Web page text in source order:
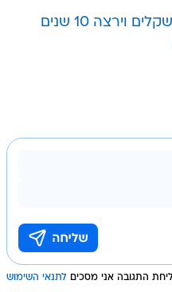
וירצה 10 שנים
התגובה אני מסכים לתנאי השימוש